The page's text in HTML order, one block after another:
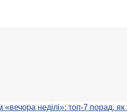
неділі»: топ-7 порад, як